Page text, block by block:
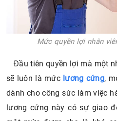
Mức quyền lợi nhân
Đầu tiên quyền lợi mà một
sẽ luôn là mức lương cứng,
dành cho công sức làm việc
lương cứng này có sự giao